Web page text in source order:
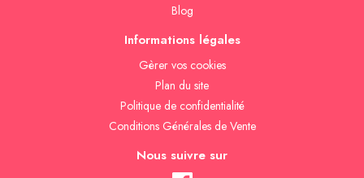
Blog
Informations légales
Gèrer vos cookies
Plan du site
Politique de confidentialité
Conditions Générales de Vente
Nous suivre sur